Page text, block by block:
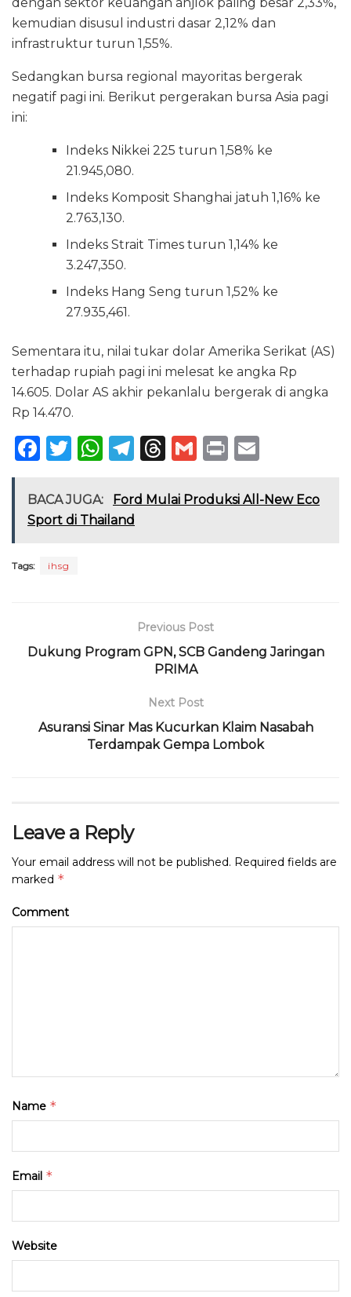
kemudian disusul industri dasar 2,12% dan
infrastruktur turun 1,55%.
Sedangkan bursa regional mayoritas bergerak
negatif pagi ini. Berikut pergerakan bursa Asia pagi
ini:
Indeks Nikkei 225 turun 1,58% ke
21.945,080.
Indeks Komposit Shanghai jatuh 1,16% ke
2.763,130.
Indeks Strait Times turun 1,14% ke
3.247,350.
Indeks Hang Seng turun 1,52% ke
27.935,461.
Sementara itu, nilai tukar dolar Amerika Serikat (AS)
terhadap rupiah pagi ini melesat ke angka Rp
14.605. Dolar AS akhir pekanlalu bergerak di angka
Rp 14.470.
F
c
e
o
T
it
te
W
a
ts
T
e
g
T
re
G
ai
P
n ai
BACA JUGA:
Ford Mulai Produksi All-New Eco
Sport di Thailand
Tags: ihsg
Previous Post
Dukung Program GPN, SCB Gandeng Jaringan
PRIMA
Next Post
Asuransi Sinar Mas Kucurkan Klaim Nasabah
Terdampak Gempa Lombok
Leave a Reply
Your email address will not be published. Required fields are
marked *
Comment
Name *
Email *
Website